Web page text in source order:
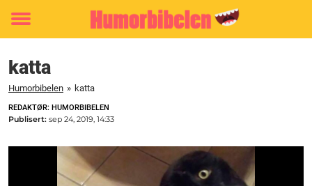
Toggle
katta
Humorbibelen » katta
REDAKTØR: HUMORBIBELEN
Publisert: sep 24, 2019, 14:33